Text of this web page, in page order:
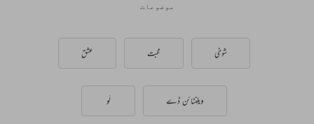
موضوعات
شوخی محبت عشق
ویلنٹائن ڈے لَو